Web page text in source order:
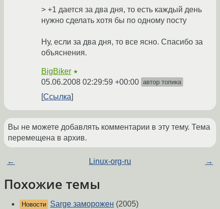
> +1 дается за два дня, то есть каждый день
нужно сделать хотя бы по одному посту
Ну, если за два дня, то все ясно. Спасибо за
объяснения.
BigBiker ★
05.06.2008 02:29:59 +00:00 автор топика
Ссылка
Вы не можете добавлять комментарии в эту тему. Тема
перемещена в архив.
← Linux-org-ru →
Похожие темы
Новости Sarge заморожен (2005)